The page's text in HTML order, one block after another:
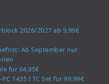
2026/2027 ab 9,99€
Ab September nur
für 64,95€
1435 I TC Set für 99,99€